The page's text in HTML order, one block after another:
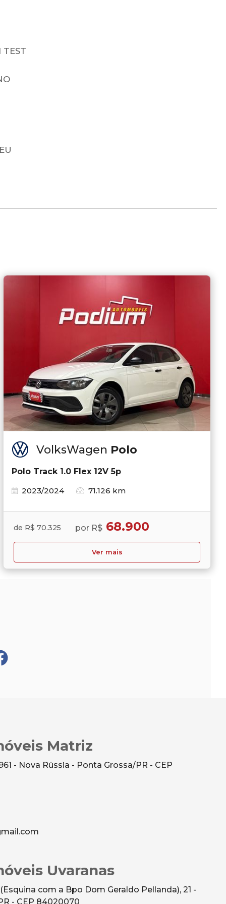
TEST
VolksWagen Polo
Polo Track 1.0 Flex 12V 5p
2023/2024
71.126 km
de R$ 70.325 por R$ 68.900
Ver mais
Matriz
- Nova Rússia - Ponta Grossa/PR - CEP
Uvaranas
com a Bpo Dom Geraldo Pellanda), 21 -
- CEP 84020070